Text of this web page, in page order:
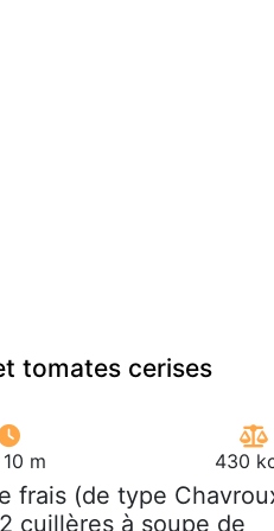
tomates cerises
10 m 430
frais (de type
cuillères à soupe de